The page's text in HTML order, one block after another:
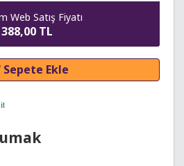
Web Satış Fiyatı
388,00 TL
Sepete Ekle